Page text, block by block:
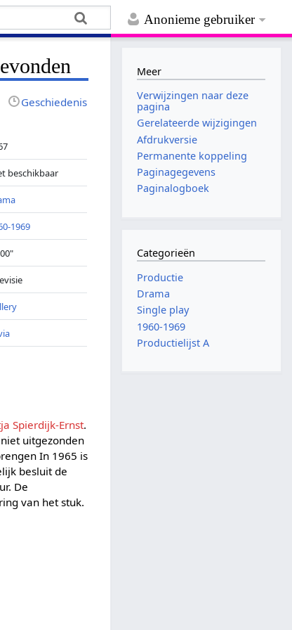
Anonieme gebruiker
Geschiedenis
beschikbaar
1969
Spierdijk-Ernst.
uitgezonden
In 1965 is
besluit de
De
van het stuk.
Meer
Verwijzingen naar deze
pagina
Gerelateerde wijzigingen
Afdrukversie
Permanente koppeling
Paginagegevens
Paginalogboek
Categorieën
Productie
Drama
Single play
1960-1969
Productielijst A